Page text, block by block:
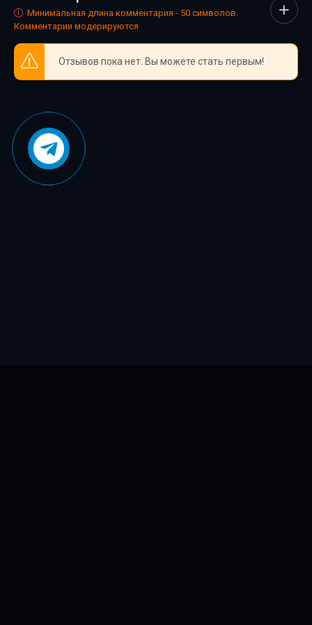
02_37_Epilog
Минимальная длина комментария - 50 символов.
Комментарии модерируются
Отзывов пока нет. Вы можете стать первым!